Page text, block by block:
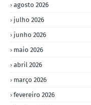
agosto 2026
julho 2026
junho 2026
maio 2026
abril 2026
março 2026
fevereiro 2026